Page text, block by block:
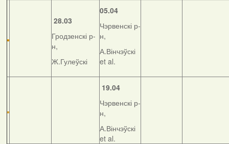
28.03
Гродзенскі р-
н,
Ж.Гулеўскі
05.04
Чэрвенскі р-
н,
А.Вінчэўскі
et al.
19.04
Чэрвенскі р-
н,
А.Вінчэўскі
et al.